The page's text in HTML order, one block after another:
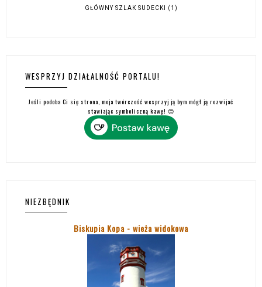
GŁÓWNY SZLAK SUDECKI (1)
WESPRZYJ DZIAŁALNOŚĆ PORTALU!
Jeśli podoba Ci się strona, moja twórczość wesprzyj ją bym mógł ją rozwijać
stawiając symboliczną kawę! 😊
NIEZBĘDNIK
Biskupia Kopa - wieża widokowa